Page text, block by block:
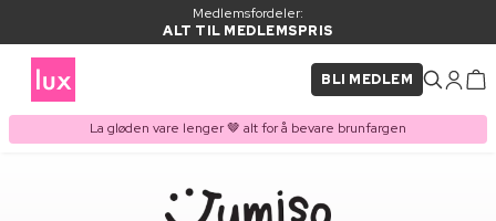
Medlemsfordeler:
ALT TIL MEDLEMSPRIS
BLI MEDLEM
La gløden vare lenger 🤎 alt for å bevare brunfargen